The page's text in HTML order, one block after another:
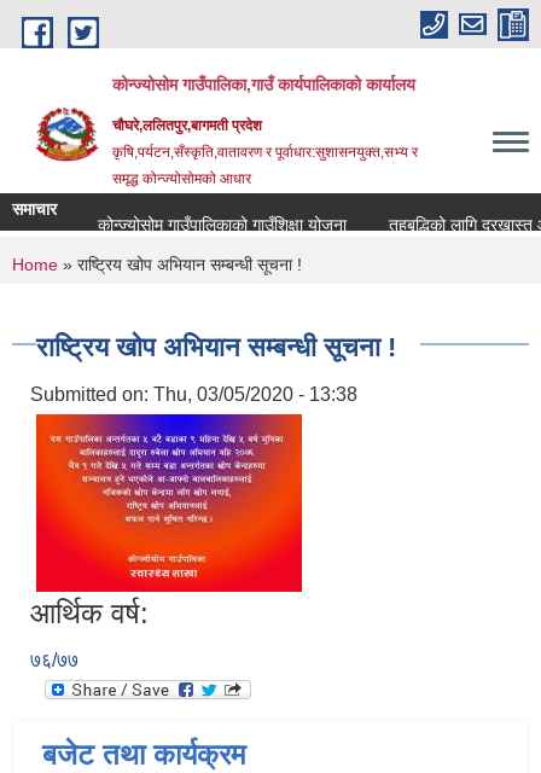
Skip to main content
कोन्ज्योसोम गाउँपालिका,गाउँ कार्यपालिकाको कार्यालय
चौघरे,ललितपुर,बागमती प्रदेश
कृषि,पर्यटन,सँस्कृति,वातावरण र पूर्वाधार:सुशासनयुक्त,सभ्य र
समृद्ध कोन्ज्योसोमको आधार
समाचार
कोन्ज्योसोम गाउँपालिकाको गाउँशिक्षा योजना
तहबृद्धिको लागि दरखास्त
You are here
Home » राष्ट्रिय खोप अभियान सम्बन्धी सूचना !
राष्ट्रिय खोप अभियान सम्बन्धी सूचना !
Submitted on: Thu, 03/05/2020 - 13:38
आर्थिक वर्ष:
७६/७७
बजेट तथा कार्यक्रम